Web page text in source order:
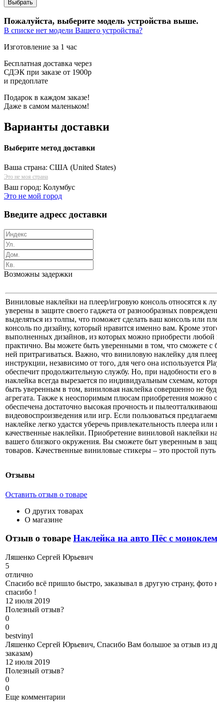
Пожалуйста, выберите модель устройства выше.
В списке нет модели Вашего устройства?
Изготовление за 1 час
Бесплатная доставка через
СДЭК при заказе от 1900р
и предоплате
Подарок в каждом заказе!
Даже в самом маленьком!
Варианты доставки
Выберите метод доставки
Ваша страна: США (United States)
Это не моя страна
Ваш город: Колумбус
Это не мой город
Введите адресс доставки
Возможны задержки
Виниловые наклейки на плеер/игровую консоль относятся к
уверены в защите своего гаджета от разнообразных
выделяться из толпы, что поможет сделать ваш консоль или
консоль по дизайну, который нравится именно вам. Кроме
выполненных дизайнов, из которых можно приобрести любой
практично. Вы можете быть уверенными в том, что сможете с
ней притрагиваться. Важно, что виниловую наклейку для
инструкции, независимо от того, для чего она используется
обеспечит продолжительную службу. Но, при надобности его
наклейка всегда вырезается по индивидуальным схемам,
быть уверенным в том, виниловая наклейка совершенно не
агрегата. Также к неоспоримым плюсам приобретения можно
обеспечена достаточно высокая прочность и
видеовоспроизведения или игр. Если пользоваться
наклейке легко удастся уберечь привлекательность плеера
качественные наклейки. Приобретение виниловой наклейки
вашего близкого окружения. Вы сможете быт уверенным в
товаров. Качественные виниловые стикеры – это простой
Отзывы
Оставить отзыв о товаре
О других товарах
О магазине
Отзыв о товаре Наклейка на авто Пёс с моноклем
Ляшенко Сергей Юрьевич
5
отлично
Спасибо всё пришло быстро, заказывал в другую страну,
спасибо !
12 июля 2019
Полезный отзыв?
0
0
bestvinyl
Ляшенко Сергей Юрьевич, Спасибо Вам большое за отзыв из
заказам)
12 июля 2019
Полезный отзыв?
0
0
Еще комментарии